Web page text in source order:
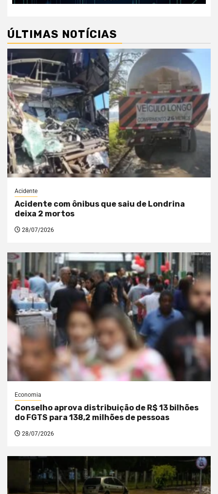
ÚLTIMAS NOTÍCIAS
Acidente
Acidente com ônibus que saiu de Londrina
deixa 2 mortos
28/07/2026
Economia
Conselho aprova distribuição de R$ 13 bilhões
do FGTS para 138,2 milhões de pessoas
28/07/2026